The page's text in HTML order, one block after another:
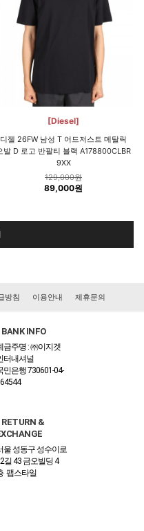
[Diesel]
디젤 26FW 남성 T 어드저스트 메탈릭
발 D 로고 반팔티 블랙 A178800CLBR
9XX
129,000원
89,000원
방침 이용안내 제휴문의
BANK INFO
금주명 : ㈜이지겟
터내셔널
민은행 730601-04-
RETURN &
울 성동구 성수이로
길 43 금오빌딩 4
팹스타일